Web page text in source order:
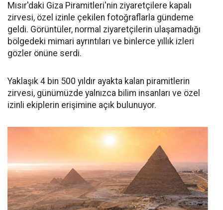
Mısır'daki Giza Piramitleri'nin ziyaretçilere kapalı
zirvesi, özel izinle çekilen fotoğraflarla gündeme
geldi. Görüntüler, normal ziyaretçilerin ulaşamadığı
bölgedeki mimari ayrıntıları ve binlerce yıllık izleri
gözler önüne serdi.
Yaklaşık 4 bin 500 yıldır ayakta kalan piramitlerin
zirvesi, günümüzde yalnızca bilim insanları ve özel
izinli ekiplerin erişimine açık bulunuyor.